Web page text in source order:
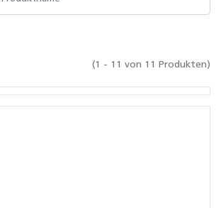
(1 - 11 von 11 Produkten)